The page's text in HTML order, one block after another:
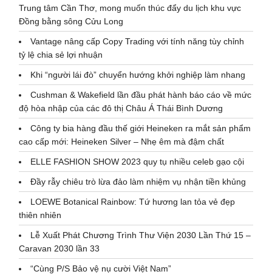
Trung tâm Cần Thơ, mong muốn thúc đẩy du lịch khu vực
Đồng bằng sông Cửu Long
Vantage nâng cấp Copy Trading với tính năng tùy chỉnh
tỷ lệ chia sẻ lợi nhuận
Khi “người lái đò” chuyển hướng khởi nghiệp làm nhang
Cushman & Wakefield lần đầu phát hành báo cáo về mức
độ hòa nhập của các đô thị Châu Á Thái Bình Dương
Công ty bia hàng đầu thế giới Heineken ra mắt sản phẩm
cao cấp mới: Heineken Silver – Nhẹ êm mà đậm chất
ELLE FASHION SHOW 2023 quy tụ nhiều celeb gạo cội
Đầy rẫy chiêu trò lừa đảo làm nhiệm vụ nhận tiền khủng
LOEWE Botanical Rainbow: Tứ hương lan tỏa vẻ đẹp
thiên nhiên
Lễ Xuất Phát Chương Trình Thư Viện 2030 Lần Thứ 15 –
Caravan 2030 lần 33
“Cùng P/S Bảo vệ nụ cười Việt Nam”